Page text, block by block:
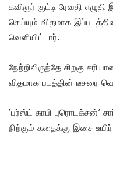
கவிஞர் குட்டி ரேவதி
செய்யும் விதமாக
வெளியிட்டார்.
நேற்றிலிருந்தே சிறகு
விதமாக படத்தின் டீசரை
‘பர்ஸ்ட் காபி
நிற்கும் கதைக்கு இசை